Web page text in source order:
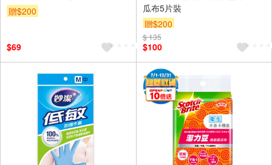
贈$200
$69
瓜布5片裝
贈$200
$ 135
$100